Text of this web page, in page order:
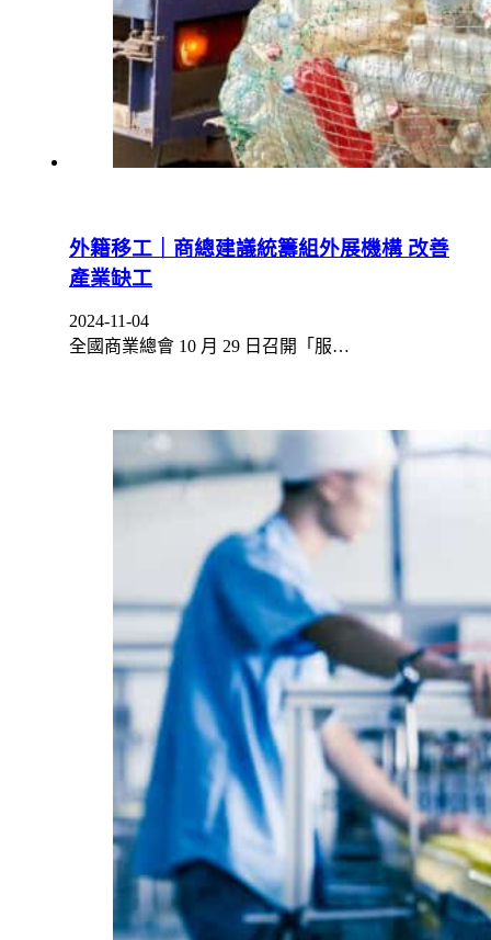
外籍移工｜商總建議統籌組外展機構 改善
產業缺工
2024-11-04
全國商業總會 10 月 29 日召開「服…